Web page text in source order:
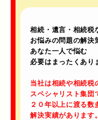
相続・遺言・相続税
お悩みの問題の解決
あなた一人で悩む
必要はまったくあり
当社は相続や相続税
スペシャリスト集団
２０年以上に渡る数
解決実績があります。